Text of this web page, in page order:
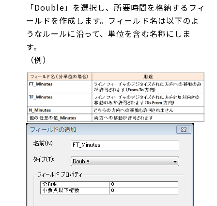
「Double」を選択し、所要時間を格納するフィ
ールドを作成します。フィールド名は以下のよ
うなルールに沿って、単位を含む名称にしま
す。
（例）